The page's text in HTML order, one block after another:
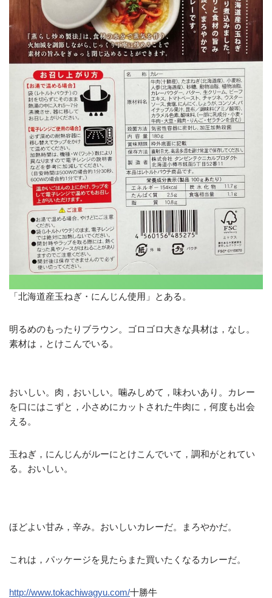
「北海道産玉ねぎ・にんじん使用」とある。
明るめのもったりブラウン。ゴロゴロ大きな具材は，なし。
素材は，とけこんでいる。
おいしい。肉，おいしい。噛みしめて，味わいあり。カレー
を口にはこずと，小さめにカットされた牛肉に，何度も出会
える。
玉ねぎ，にんじんがルーにとけこんでいて，調和がとれてい
る。おいしい。
ほどよい甘み，辛み。おいしいカレーだ。まろやかだ。
これは，パッケージを見たらまた買いたくなるカレーだ。
http://www.tokachiwagyu.com/十勝牛